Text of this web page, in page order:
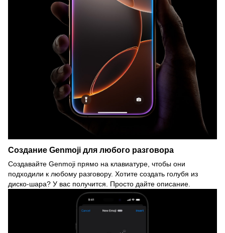
Создание Genmoji для любого разговора
Создавайте Genmoji прямо на клавиатуре, чтобы они
подходили к любому разговору. Хотите создать голубя из
диско-шара? У вас получится. Просто дайте описание.